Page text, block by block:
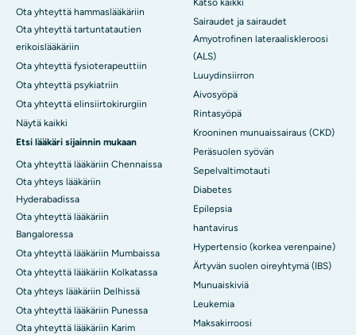
Ota yhteyttä hammaslääkäriin
Ota yhteyttä tartuntatautien
erikoislääkäriin
Ota yhteyttä fysioterapeuttiin
Ota yhteyttä psykiatriin
Ota yhteyttä elinsiirtokirurgiin
Näytä kaikki
Etsi lääkäri sijainnin mukaan
Ota yhteyttä lääkäriin Chennaissa
Ota yhteys lääkäriin
Hyderabadissa
Ota yhteyttä lääkäriin
Bangaloressa
Ota yhteyttä lääkäriin Mumbaissa
Ota yhteyttä lääkäriin Kolkatassa
Ota yhteys lääkäriin Delhissä
Ota yhteyttä lääkäriin Punessa
Ota yhteyttä lääkäriin Karim
Katso kaikki
Sairaudet ja sairaudet
Amyotrofinen lateraaliskleroosi
(ALS)
Luuydinsiirron
Aivosyöpä
Rintasyöpä
Krooninen munuaissairaus (CKD)
Peräsuolen syövän
Sepelvaltimotauti
Diabetes
Epilepsia
hantavirus
Hypertensio (korkea verenpaine)
Ärtyvän suolen oireyhtymä (IBS)
Munuaiskiviä
Leukemia
Maksakirroosi